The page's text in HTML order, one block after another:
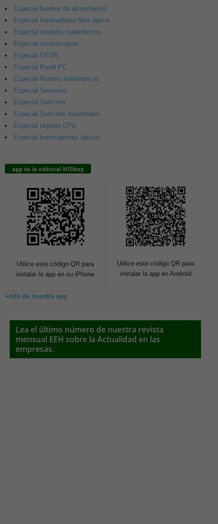
Especial fuentes de alimentación
Especial fusionadoras fibra óptica
Especial módulos inalámbricos
Especial osciloscopios
Especial OTDR
Especial Panel PC
Especial Routers inalámbricos
Especial Sensores
Especial Switches
Especial Switches industriales
Especial tarjetas CPU
Especial transceptores ópticos
app de la editorial NTDhoy
Utilice este código QR para
instalar la app en su iPhone
Utilice este código QR para
instalar la app en Android
+info de nuestra app
Lea el último número de nuestra revista
mensual EEH sobre la Actualidad en las
empresas.